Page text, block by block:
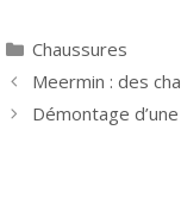
Catégories
Chaussures
Navigation
des
Meermin : des
Démontage